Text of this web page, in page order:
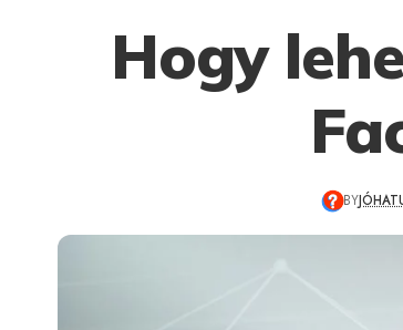
Hogy
BY